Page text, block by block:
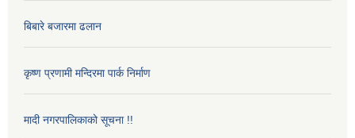
बिबारे बजारमा ढलान
कृष्ण प्रणामी मन्दिरमा पार्क निर्माण
मादी नगरपालिकाको सूचना !!